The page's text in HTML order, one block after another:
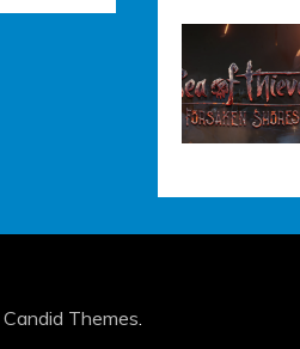
Candid Themes.